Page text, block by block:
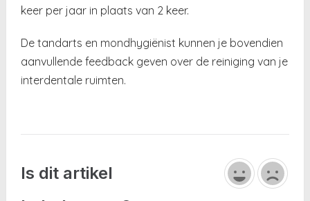
keer per jaar in plaats van 2 keer.
De tandarts en mondhygiënist kunnen je bovendien
aanvullende feedback geven over de reiniging van je
interdentale ruimten.
Is dit artikel